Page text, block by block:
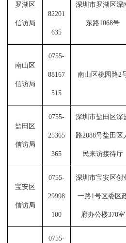
罗湖区
信访局
82201
635
深圳市罗湖区深
东路1068号
南山区
信访局
0755-
88167
515
南山区桃园路2
盐田区
信访局
0755-
25365
365
深圳市盐田区深
路2088号盐田区
民来访接待厅
宝安区
信访局
0755-
29998
100
深圳市宝安区创
一路1号区委区
府办公楼370室
0755-